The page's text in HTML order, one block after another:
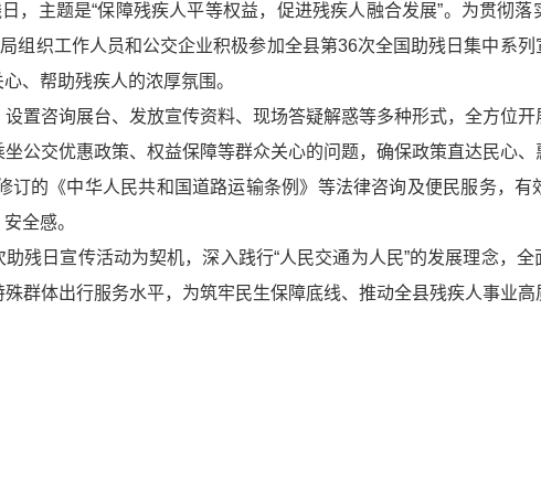
，主题是“保障残疾人平等权益，促进残疾人融合发展”。为贯彻
组织工作人员和公交企业积极参加全县第36次全国助残日集中系
、帮助残疾人的浓厚氛围。
置咨询展台、发放宣传资料、现场答疑解惑等多种形式，全方位
公交优惠政策、权益保障等群众关心的问题，确保政策直达民心
订的《中华人民共和国道路运输条例》等法律咨询及便民服务，
全感。
残日宣传活动为契机，深入践行“人民交通为人民”的发展理念，
群体出行服务水平，为筑牢民生保障底线、推动全县残疾人事业